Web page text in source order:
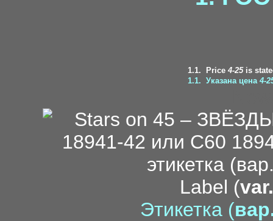
1.1. Price 4-25is
1.1. Указана цена 4-
Label (
Этикетка (